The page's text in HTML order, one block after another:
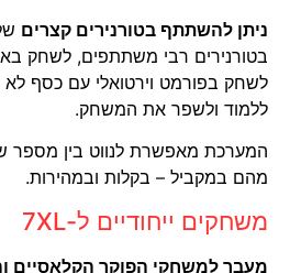
ניתן להשתתף בטורנירים קצריםשל
לשחק בפורמט וירטואלי עם כסף לא
ללמוד ולשפר את המשחק.
המערכת מאפשרת לנווט בין מספר
מהם במקביל – בקלות ובמהירות.
משחקים ייחודיים ל-7XL
מעבר למשחקי הפוקר הקלאסיים